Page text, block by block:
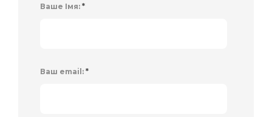
Ваше Імя: *
Ваш email: *